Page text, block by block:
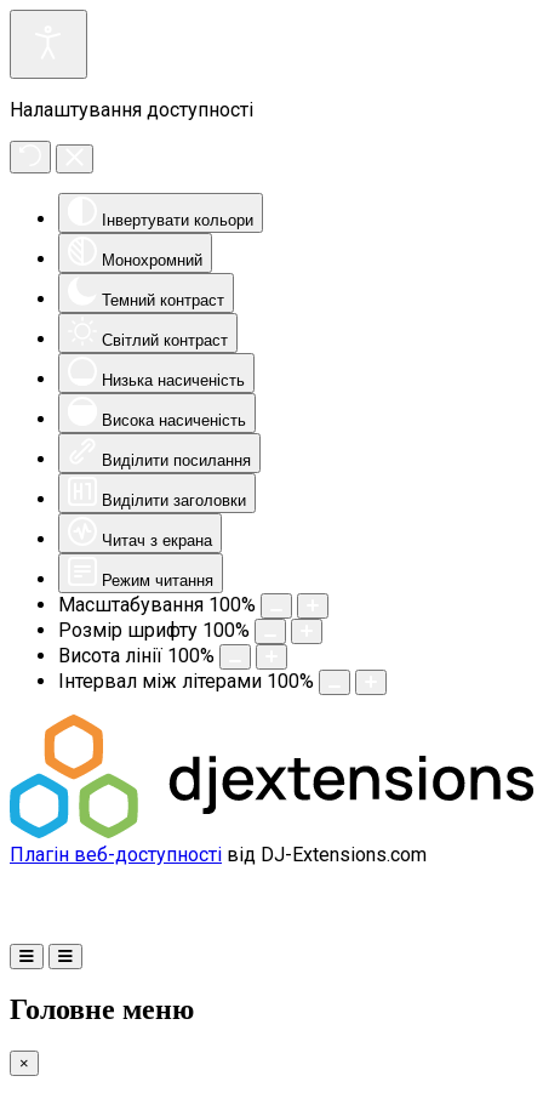
Налаштування доступності
Інвертувати кольори
Монохромний
Темний контраст
Світлий контраст
Низька насиченість
Висока насиченість
Виділити посилання
Виділити заголовки
Читач з екрана
Режим читання
Масштабування 100%
Розмір шрифту 100%
Висота лінії 100%
Інтервал між літерами 100%
Плагін веб-доступності від DJ-Extensions.com
Головне меню
×